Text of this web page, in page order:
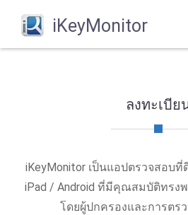
iKeyMonitor
ลงทะเบีย
iKeyMonitor เป็นแอปตรวจสอบ
iPad / Android ที่มีคุณสมบัติทรง
โดยผู้ปกครองและการตร